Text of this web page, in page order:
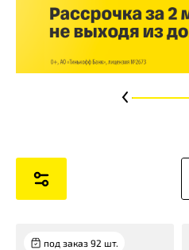
под заказ 92 шт.